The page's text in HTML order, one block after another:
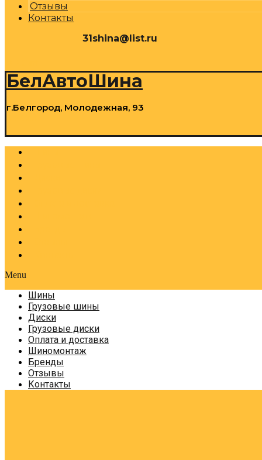
Отзывы
Контакты
31shina@list.ru
БелАвтоШина
г.Белгород, Молодежная, 93
Menu
Шины
Грузовые шины
Диски
Грузовые диски
Оплата и доставка
Шиномонтаж
Бренды
Отзывы
Контакты